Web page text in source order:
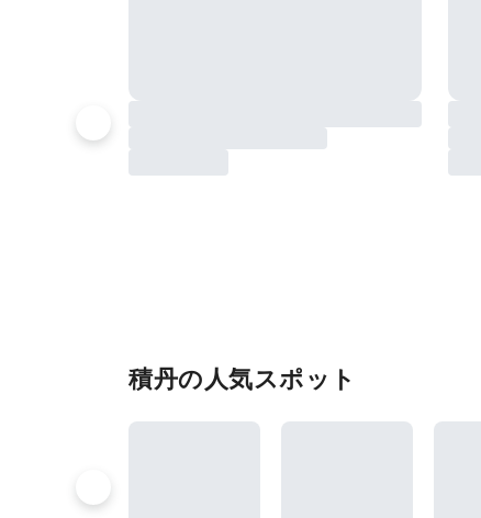
積丹の人気スポット